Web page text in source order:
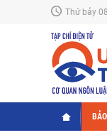
Thứ bảy